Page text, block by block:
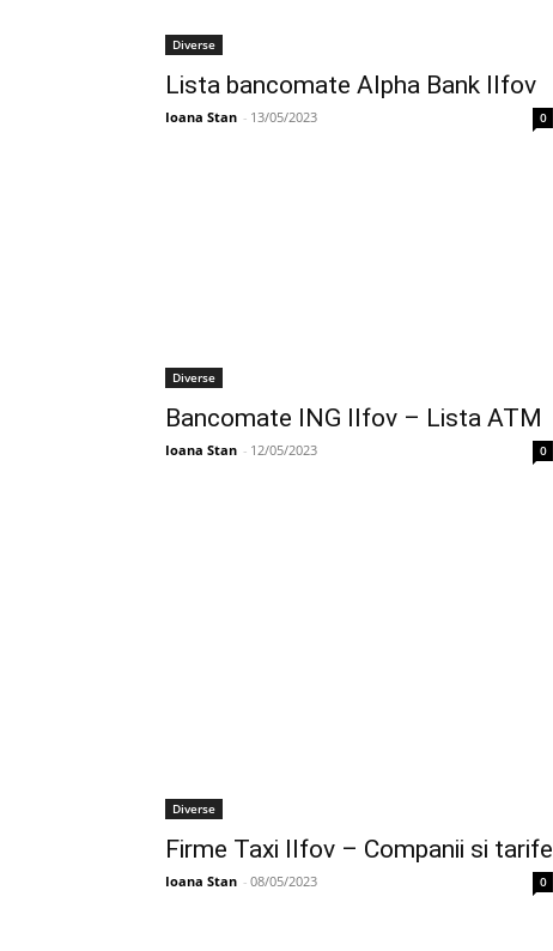
Diverse
Lista bancomate Alpha Bank Ilfov
Ioana Stan - 13/05/2023 0
Diverse
Bancomate ING Ilfov – Lista ATM
Ioana Stan - 12/05/2023 0
Diverse
Firme Taxi Ilfov – Companii si tarife
Ioana Stan - 08/05/2023 0